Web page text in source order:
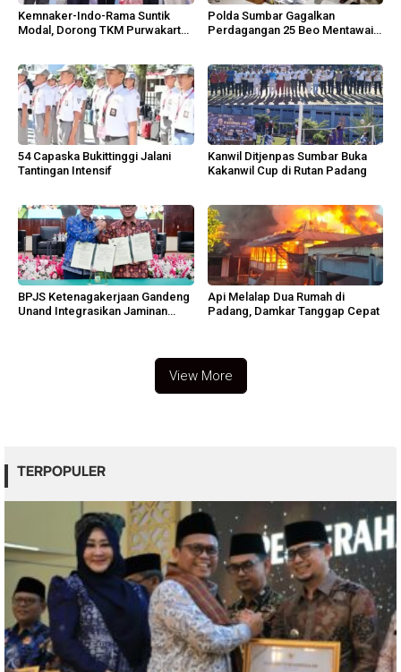
Kemnaker-Indo-Rama Suntik
Modal, Dorong TKM Purwakarta
Polda Sumbar Gagalkan
Perdagangan 25 Beo Mentawai
54 Capaska Bukittinggi Jalani
Tantingan Intensif
Kanwil Ditjenpas Sumbar Buka
Kakanwil Cup di Rutan Padang
BPJS Ketenagakerjaan Gandeng
Unand Integrasikan Jaminan
Api Melalap Dua Rumah di
Padang, Damkar Tanggap Cepat
View More
TERPOPULER